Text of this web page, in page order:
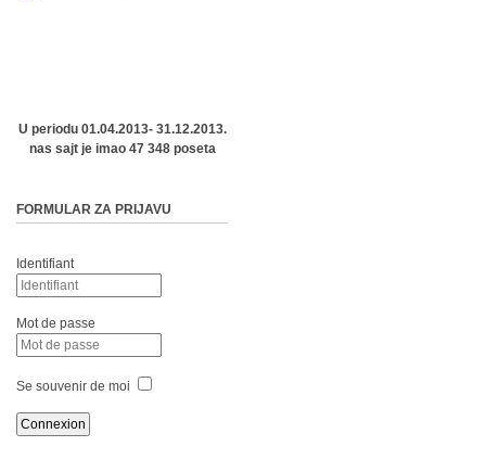
U periodu 01.04.2013- 31.12.2013.
nas sajt je imao 47 348 poseta
FORMULAR ZA PRIJAVU
Identifiant
Mot de passe
Se souvenir de moi